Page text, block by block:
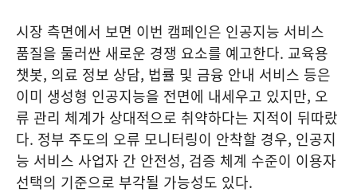
시장 측면에서 보면 이번 캠페인은 인공지능 서비스
품질을 둘러싼 새로운 경쟁 요소를 예고한다. 교육용
챗봇, 의료 정보 상담, 법률 및 금융 안내 서비스 등은
이미 생성형 인공지능을 전면에 내세우고 있지만, 오
류 관리 체계가 상대적으로 취약하다는 지적이 뒤따랐
다. 정부 주도의 오류 모니터링이 안착할 경우, 인공지
능 서비스 사업자 간 안전성, 검증 체계 수준이 이용자
선택의 기준으로 부각될 가능성도 있다.